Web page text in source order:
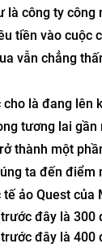
là công ty
tiền vào cuộc
vẫn chẳng
là đang lên
tương lai
thành một
ta đến điểm
ảo Quest của
đây là 300
đây là 400